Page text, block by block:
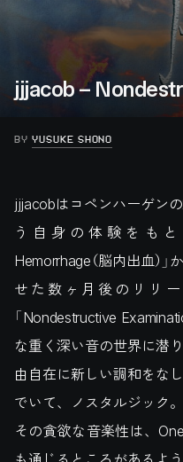
jjjacob –
BY YUSUKE SHONO
jjjacobはコペンハーゲン
う自身の体験をもと
Hemorrhage（脳内出血）
せた数ヶ月後のリリ
「Nondestructive
な重く深い音の世界に潜
由自在に新しい調和をな
でいて、ノスタルジック
その貪欲な音楽性は、